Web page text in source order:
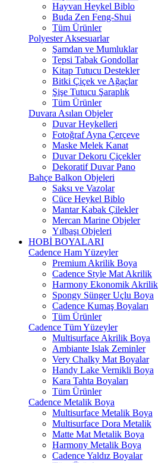
Hayvan Heykel Biblo
Buda Zen Feng-Shui
Tüm Ürünler
Polyester Aksesuarlar
Şamdan ve Mumluklar
Tepsi Tabak Gondollar
Kitap Tutucu Destekler
Bitki Çiçek ve Ağaçlar
Şişe Tutucu Şaraplık
Tüm Ürünler
Duvara Asılan Objeler
Duvar Heykelleri
Fotoğraf Ayna Çerçeve
Maske Melek Kanat
Duvar Dekoru Çiçekler
Dekoratif Duvar Pano
Bahçe Balkon Objeleri
Saksı ve Vazolar
Cüce Heykel Biblo
Mantar Kabak Çilekler
Mercan Marine Objeler
Yılbaşı Objeleri
HOBİ BOYALARI
Cadence Ham Yüzeyler
Premium Akrilik Boya
Cadence Style Mat Akrilik
Harmony Ekonomik Akrilik
Spongy Sünger Uçlu Boya
Cadence Kumaş Boyaları
Tüm Ürünler
Cadence Tüm Yüzeyler
Multisurface Akrilik Boya
Ambiante Islak Zeminler
Very Chalky Mat Boyalar
Handy Lake Vernikli Boya
Kara Tahta Boyaları
Tüm Ürünler
Cadence Metalik Boya
Multisurface Metalik Boya
Multisurface Dora Metalik
Matte Mat Metalik Boya
Harmony Metalik Boya
Cadence Yaldız Boyalar